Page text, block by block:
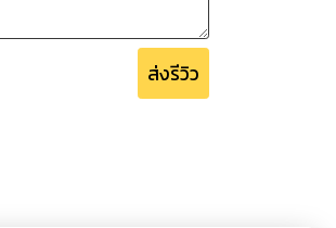
ส่งรีวิว